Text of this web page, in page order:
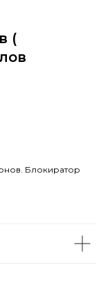
(
Блокиратор